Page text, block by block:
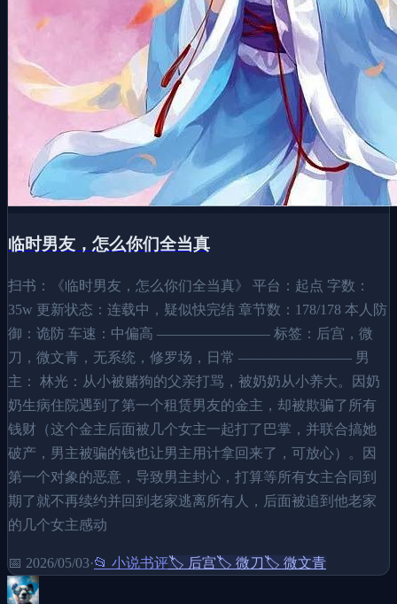
临时男友，怎么你们全当真
扫书：《临时男友，怎么你们全当真》 平台：起点 字数：
35w 更新状态：连载中，疑似快完结 章节数：178/178 本人防
御：诡防 车速：中偏高 ———————— 标签：后宫，微
刀，微文青，无系统，修罗场，日常 ———————— 男
主： 林光：从小被赌狗的父亲打骂，被奶奶从小养大。因奶
奶生病住院遇到了第一个租赁男友的金主，却被欺骗了所有
钱财（这个金主后面被几个女主一起打了巴掌，并联合搞她
破产，男主被骗的钱也让男主用计拿回来了，可放心）。因
第一个对象的恶意，导致男主封心，打算等所有女主合同到
期了就不再续约并回到老家逃离所有人，后面被追到他老家
的几个女主感动
📅 2026/05/03·📂 小说书评🏷️ 后宫🏷️ 微刀🏷️ 微文青